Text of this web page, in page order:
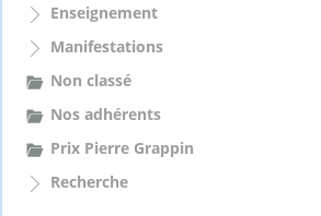
Enseignement
Manifestations
Non classé
Nos adhérents
Prix Pierre Grappin
Recherche